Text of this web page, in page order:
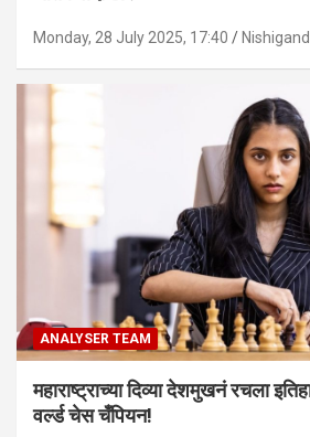
Monday, 28 July 2025, 17:40
ANALYSER TEAM
महाराष्ट्राच्या दिव्या देशमुखनं रचला
वर्ल्ड चेस चँपियन!